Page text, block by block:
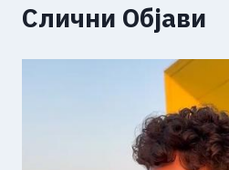
Слични Објави